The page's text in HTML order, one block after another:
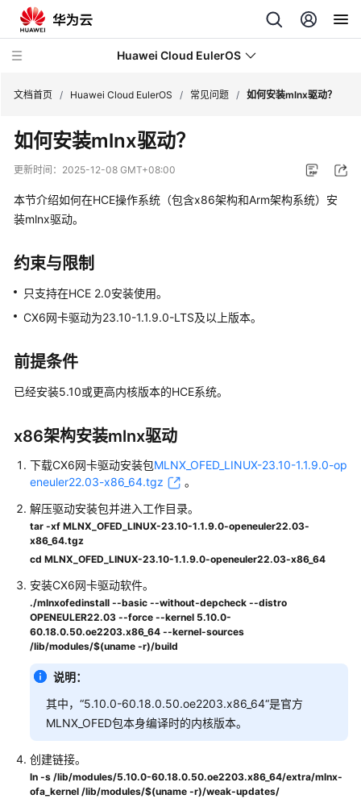
Huawei Cloud EulerOS
最
新
态
务
公
告
产
介
户
南
常
见
问
题
CentOS
Linux
停
止
护
后
如
何
应
对？
文档首页 / Huawei Cloud EulerOS / 常见问题 / 如何安装mlnx驱动？
如何安装mlnx驱动？
更新时间： 2025-12-08 GMT+08:00
本节介绍如何在HCE操作系统（包含x86架构和Arm架构系统）安
装mlnx驱动。
约束与限制
只支持在HCE 2.0安装使用。
CX6网卡驱动为23.10-1.1.9.0-LTS及以上版本。
前提条件
已经安装5.10或更高内核版本的HCE系统。
x86架构安装mlnx驱动
下载CX6网卡驱动安装包MLNX_OFED_LINUX-23.10-1.1.9.0-op
eneuler22.03-x86_64.tgz
。
解压驱动安装包并进入工作目录。
tar -xf MLNX_OFED_LINUX-23.10-1.1.9.0-openeuler22.03-
x86_64.tgz
cd MLNX_OFED_LINUX-23.10-1.1.9.0-openeuler22.03-x86_64
安装CX6网卡驱动软件。
./mlnxofedinstall --basic --without-depcheck --distro
OPENEULER22.03 --force --kernel 5.10.0-
60.18.0.50.oe2203.x86_64 --kernel-sources
/lib/modules/$(uname -r)/build
说明：
其中，“5.10.0-60.18.0.50.oe2203.x86_64“是官方
MLNX_OFED包本身编译时的内核版本。
创建链接。
ln -s /lib/modules/5.10.0-60.18.0.50.oe2203.x86_64/extra/mlnx-
ofa_kernel /lib/modules/$(uname -r)/weak-updates/